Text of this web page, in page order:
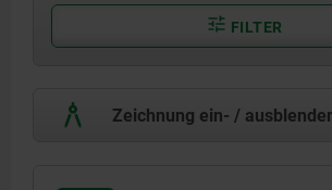
FILTER
Zeichnung ein- /